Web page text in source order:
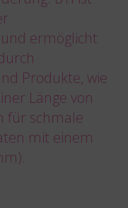
ermöglicht
Produkte, wie
Länge von
für schmale
mit einem